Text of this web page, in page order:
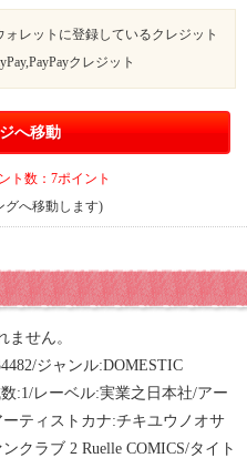
レットに登録しているクレジット
クレジット
へ移動
ト数：7ポイント
グへ移動します)
せん。
ジャンル:DOMESTIC
:1/レーベル:実業之日本社/アー
ティストカナ:チキユウノオサ
クラブ 2 Ruelle COMICS/タイト